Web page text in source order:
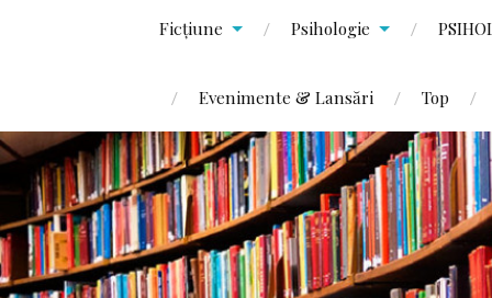
Ficțiune Psihologie
Evenimente & Lansări Top